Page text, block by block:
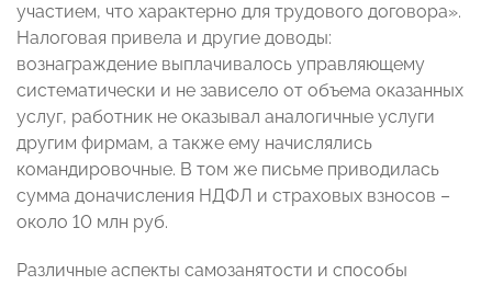
участием, что характерно для трудового договора».
Налоговая привела и другие доводы:
вознаграждение выплачивалось управляющему
систематически и не зависело от объема оказанных
услуг, работник не оказывал аналогичные услуги
другим фирмам, а также ему начислялись
командировочные. В том же письме приводилась
сумма доначисления НДФЛ и страховых взносов –
около 10 млн руб.
Различные аспекты самозанятости и способы